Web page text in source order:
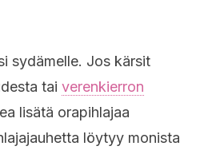
sydämelle. Jos kärsit
tai verenkierron
lisätä orapihlajaa
löytyy monista